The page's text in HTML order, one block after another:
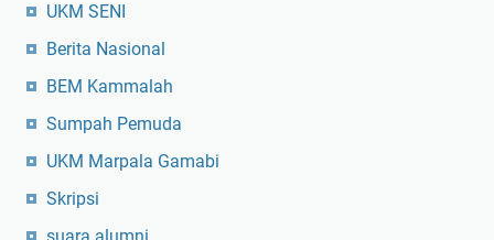
UKM SENI
Berita Nasional
BEM Kammalah
Sumpah Pemuda
UKM Marpala Gamabi
Skripsi